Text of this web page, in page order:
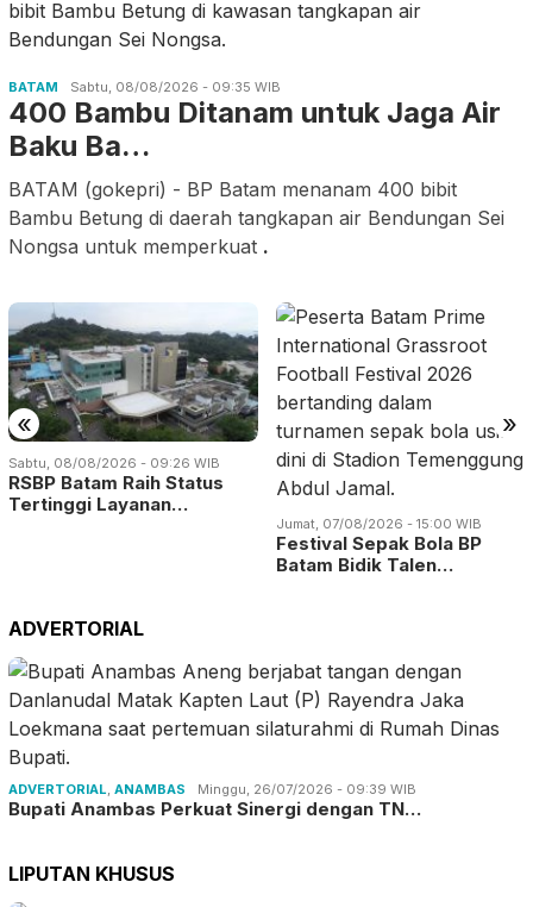
BATAM Sabtu, 08/08/2026 - 09:35 WIB
400 Bambu Ditanam untuk Jaga Air
Baku Ba…
BATAM (gokepri) - BP Batam menanam 400 bibit
Bambu Betung di daerah tangkapan air Bendungan Sei
Nongsa untuk memperkuat .
« »
Sabtu, 08/08/2026 - 09:26 WIB
RSBP Batam Raih Status
Tertinggi Layanan…
Jumat, 07/08/2026 - 15:00 WIB
Festival Sepak Bola BP
Batam Bidik Talen…
ADVERTORIAL
ADVERTORIAL ANAMBAS Minggu, 26/07/2026 - 09:39 WIB
Bupati Anambas Perkuat Sinergi dengan TN…
LIPUTAN KHUSUS